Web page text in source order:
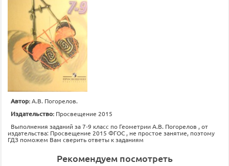
Автор:А.В. Погорелов.
Издательство: Просвещение 2015
Выполнения заданий за 7‐9 класс по Геометрии А.В. Погорелов , от
издательства: Просвещение 2015 ФГОС , не простое занятие, поэтому
ГДЗ поможем Вам сверить ответы к заданиям
Рекомендуем посмотреть